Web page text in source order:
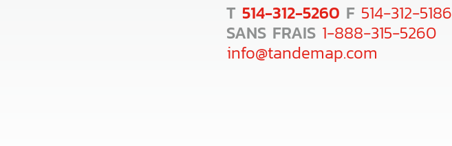
T 514-312-5260 F 514-312-5186
SANS FRAIS 1-888-315-5260
info@tandemap.com